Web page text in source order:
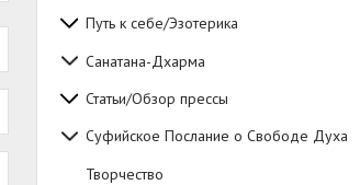
Путь к себе/Эзотерика
Санатана-Дхарма
Статьи/Обзор прессы
Суфийское Послание о Свободе Духа
Творчество